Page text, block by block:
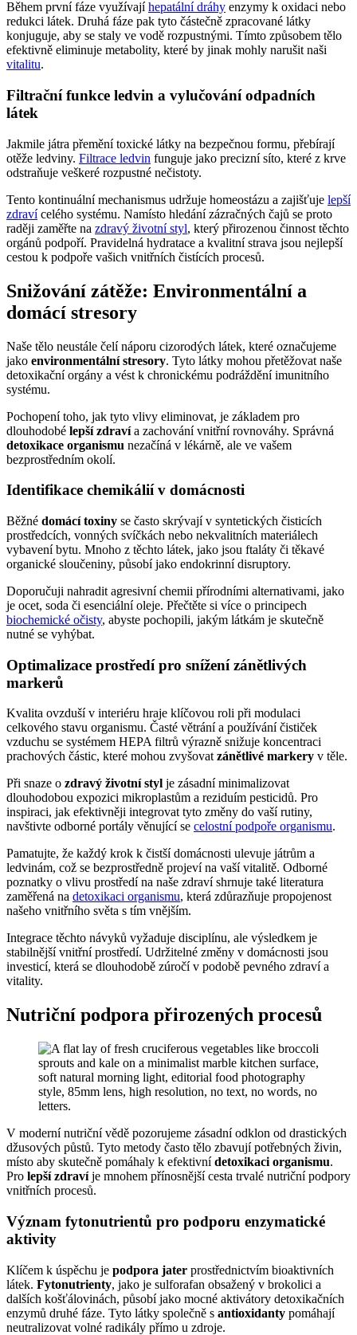
Během první fáze využívajíhepatální dráhy enzymy k oxidaci nebo
redukci látek. Druhá fáze pak tyto částečně zpracované látky
konjuguje, aby se staly ve vodě rozpustnými. Tímto způsobem tělo
efektivně eliminuje metabolity, které by jinak mohly narušit naši
vitalitu.
Filtrační funkce ledvin a vylučování odpadních
látek
Jakmile játra přemění toxické látky na bezpečnou formu, přebírají
otěže ledviny. Filtrace ledvin funguje jako precizní síto, které z krve
odstraňuje veškeré rozpustné nečistoty.
Tento kontinuální mechanismus udržuje homeostázu a zajišťuje lepší
zdravícelého systému. Namísto hledání zázračných čajů se proto
raději zaměřte na zdravý životní styl, který přirozenou činnost těchto
orgánů podpoří. Pravidelná hydratace a kvalitní strava jsou nejlepší
cestou k podpoře vašich vnitřních čistících procesů.
Snižování zátěže: Environmentální a
domácí stresory
Naše tělo neustále čelí náporu cizorodých látek, které označujeme
jako environmentální stresory. Tyto látky mohou přetěžovat naše
detoxikační orgány a vést k chronickému podráždění imunitního
systému.
Pochopení toho, jak tyto vlivy eliminovat, je základem pro
dlouhodobé lepší zdravía zachování vnitřní rovnováhy. Správná
detoxikace organismu nezačíná v lékárně, ale ve vašem
bezprostředním okolí.
Identifikace chemikálií v domácnosti
Běžné domácí toxiny se často skrývají v syntetických čisticích
prostředcích, vonných svíčkách nebo nekvalitních materiálech
vybavení bytu. Mnoho z těchto látek, jako jsou ftaláty či těkavé
organické sloučeniny, působí jako endokrinní disruptory.
Doporučuji nahradit agresivní chemii přírodními alternativami, jako
je ocet, soda či esenciální oleje. Přečtěte si více o principech
biochemické očisty, abyste pochopili, jakým látkám je skutečně
nutné se vyhýbat.
Optimalizace prostředí pro snížení zánětlivých
markerů
Kvalita ovzduší v interiéru hraje klíčovou roli při modulaci
celkového stavu organismu. Časté větrání a používání čističek
vzduchu se systémem HEPA filtrů výrazně snižuje koncentraci
prachových částic, které mohou zvyšovatzánětlivé markery v těle.
Při snaze o zdravý životní styl je zásadní minimalizovat
dlouhodobou expozici mikroplastům a reziduím pesticidů. Pro
inspiraci, jak efektivněji integrovat tyto změny do vaší rutiny,
navštivte odborné portály věnující se celostní podpoře organismu.
Pamatujte, že každý krok k čistší domácnosti ulevuje játrům a
ledvinám, což se bezprostředně projeví na vaší vitalitě. Odborné
poznatky o vlivu prostředí na naše zdraví shrnuje také literatura
zaměřená na detoxikaci organismu, která zdůrazňuje propojenost
našeho vnitřního světa s tím vnějším.
Integrace těchto návyků vyžaduje disciplínu, ale výsledkem je
stabilnější vnitřní prostředí. Udržitelné změny v domácnosti jsou
investicí, která se dlouhodobě zúročí v podobě pevného zdraví a
vitality.
Nutriční podpora přirozených procesů
V moderní nutriční vědě pozorujeme zásadní odklon od drastických
džusových půstů. Tyto metody často tělo zbavují potřebných živin,
místo aby skutečně pomáhaly k efektivnídetoxikaci organismu.
Pro lepší zdravíje mnohem přínosnější cesta trvalé nutriční podpory
vnitřních procesů.
Význam fytonutrientů pro podporu enzymatické
aktivity
Klíčem k úspěchu je podpora jater prostřednictvím bioaktivních
látek. Fytonutrienty, jako je sulforafan obsažený v brokolici a
dalších košťálovinách, působí jako mocné aktivátory detoxikačních
enzymů druhé fáze. Tyto látky společně s antioxidanty pomáhají
neutralizovat volné radikály přímo u zdroje.